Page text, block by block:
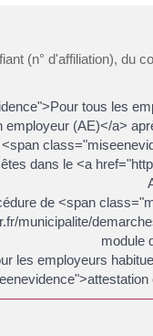
(n° d'affiliation), du
tous les
employeur (AE)</a>
dans le <a
de <span
municipalite/
module
les employeurs